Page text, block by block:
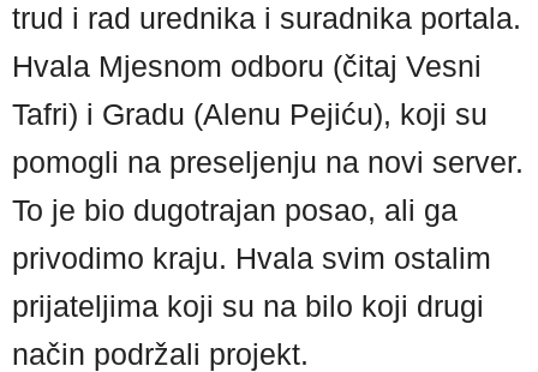
trud i rad urednika i suradnika portala.
Hvala Mjesnom odboru (čitaj Vesni
Tafri) i Gradu (Alenu Pejiću), koji su
pomogli na preseljenju na novi server.
To je bio dugotrajan posao, ali ga
privodimo kraju. Hvala svim ostalim
prijateljima koji su na bilo koji drugi
način podržali projekt.